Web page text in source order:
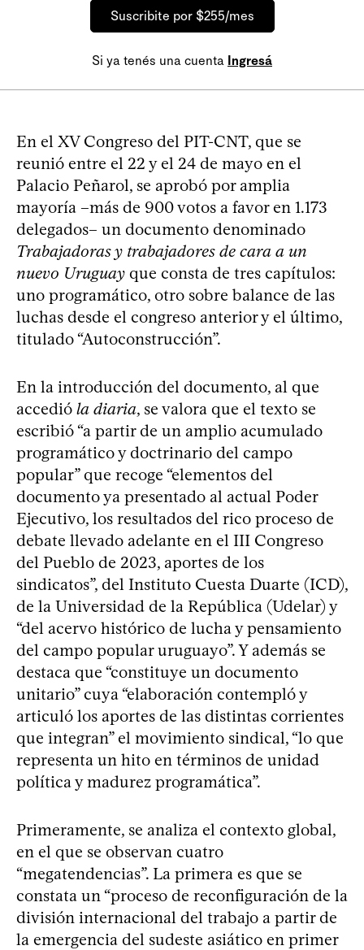
Suscribite por $255/mes
Si ya tenés una cuenta Ingresá
En el XV Congreso del PIT-CNT, que se
reunió entre el 22 y el 24 de mayo en el
Palacio Peñarol, se aprobó por amplia
mayoría –más de 900 votos a favor en 1.173
delegados– un documento denominado
Trabajadoras y trabajadores de cara a un
nuevo Uruguay que consta de tres capítulos:
uno programático, otro sobre balance de las
luchas desde el congreso anterior y el último,
titulado “Autoconstrucción”.
En la introducción del documento, al que
accedió la diaria, se valora que el texto se
escribió “a partir de un amplio acumulado
programático y doctrinario del campo
popular” que recoge “elementos del
documento ya presentado al actual Poder
Ejecutivo, los resultados del rico proceso de
debate llevado adelante en el III Congreso
del Pueblo de 2023, aportes de los
sindicatos”, del Instituto Cuesta Duarte (ICD),
de la Universidad de la República (Udelar) y
“del acervo histórico de lucha y pensamiento
del campo popular uruguayo”. Y además se
destaca que “constituye un documento
unitario” cuya “elaboración contempló y
articuló los aportes de las distintas corrientes
que integran” el movimiento sindical, “lo que
representa un hito en términos de unidad
política y madurez programática”.
Primeramente, se analiza el contexto global,
en el que se observan cuatro
“megatendencias”. La primera es que se
constata un “proceso de reconfiguración de la
división internacional del trabajo a partir de
la emergencia del sudeste asiático en primer